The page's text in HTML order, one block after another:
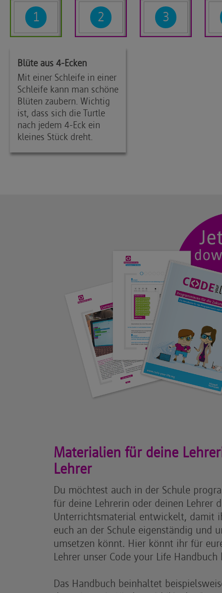
1 2 3
Blüte aus 4-Ecken
Mit einer Schleife in einer
Schleife kann man schöne
Blüten zaubern. Wichtig
ist, dass sich die Turtle
nach jedem 4-Eck ein
kleines Stück dreht.
Materialien für deine
Lehrer
Du möchtest auch in der Schule
für deine Lehrerin oder deinen Lehrer
Unterrichtsmaterial entwickelt, damit
euch an der Schule eigenständig und
umsetzen könnt. Hier könnt ihr für
Lehrer unser Code your Life
Das Handbuch beinhaltet